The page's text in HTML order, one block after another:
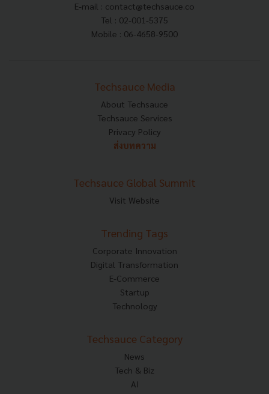
E-mail : contact@techsauce.co
Tel : 02-001-5375
Mobile : 06-4658-9500
Techsauce Media
About Techsauce
Techsauce Services
Privacy Policy
ส่งบทความ
Techsauce Global Summit
Visit Website
Trending Tags
Corporate Innovation
Digital Transformation
E-Commerce
Startup
Technology
Techsauce Category
News
Tech & Biz
AI